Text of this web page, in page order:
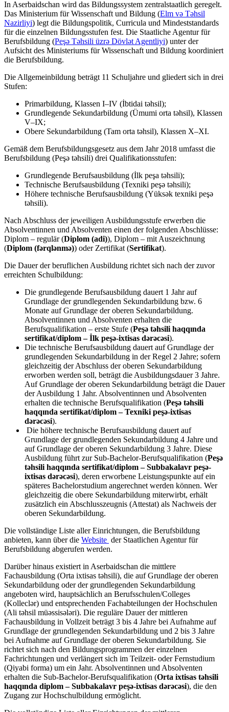
In Aserbaidschan wird das Bildungssystem zentralstaatlich geregelt.
Das Ministerium für Wissenschaft und Bildung (Elm və Təhsil
Nazirliyi) legt die Bildungspolitik, Curricula und Mindeststandards
für die einzelnen Bildungsstufen fest. Die Staatliche Agentur für
Berufsbildung (Peşə Təhsili üzrə Dövlət Agentliyi) unter der
Aufsicht des Ministeriums für Wissenschaft und Bildung koordiniert
die Berufsbildung.
Die Allgemeinbildung beträgt 11 Schuljahre und gliedert sich in drei
Stufen:
Primarbildung, Klassen I–IV (İbtidai təhsil);
Grundlegende Sekundarbildung (Ümumi orta təhsil), Klassen
V–IX;
Obere Sekundarbildung (Tam orta təhsil), Klassen X–XI.
Gemäß dem Berufsbildungsgesetz aus dem Jahr 2018 umfasst die
Berufsbildung (Peşə təhsili) drei Qualifikationsstufen:
Grundlegende Berufsausbildung (İlk peşa təhsili);
Technische Berufsausbildung (Texniki peşə təhsili);
Höhere technische Berufsausbildung (Yüksək texniki peşə
təhsili).
Nach Abschluss der jeweiligen Ausbildungsstufe erwerben die
Absolventinnen und Absolventen einen der folgenden Abschlüsse:
Diplom – regulär (Diplom (adi)), Diplom – mit Auszeichnung
(Diplom (fərqlənmə)) oder Zertifikat (Sertifikat).
Die Dauer der beruflichen Ausbildung richtet sich nach der zuvor
erreichten Schulbildung:
Die grundlegende Berufsausbildung dauert 1 Jahr auf
Grundlage der grundlegenden Sekundarbildung bzw. 6
Monate auf Grundlage der oberen Sekundarbildung.
Absolventinnen und Absolventen erhalten die
Berufsqualifikation – erste Stufe (Peşə təhsili haqqında
sertifikat/diplom – İlk peşə-ixtisas dərəcəsi).
Die technische Berufsausbildung dauert auf Grundlage der
grundlegenden Sekundarbildung in der Regel 2 Jahre; sofern
gleichzeitig der Abschluss der oberen Sekundarbildung
erworben werden soll, beträgt die Ausbildungsdauer 3 Jahre.
Auf Grundlage der oberen Sekundarbildung beträgt die Dauer
der Ausbildung 1 Jahr. Absolventinnen und Absolventen
erhalten die technische Berufsqualifikation (Peşə təhsili
haqqında sertifikat/diplom – Texniki peşə-ixtisas
dərəcəsi).
Die höhere technische Berufsausbildung dauert auf
Grundlage der grundlegenden Sekundarbildung 4 Jahre und
auf Grundlage der oberen Sekundarbildung 3 Jahre. Diese
Ausbildung führt zur Sub-Bachelor-Berufsqualifikation (Peşə
təhsili haqqında sertifikat/diplom – Subbakalavr peşə-
ixtisas dərəcəsi), deren erworbene Leistungspunkte auf ein
späteres Bachelorstudium angerechnet werden können. Wer
gleichzeitig die obere Sekundarbildung miterwirbt, erhält
zusätzlich ein Abschlusszeugnis (Attestat) als Nachweis der
oberen Sekundarbildung.
Die vollständige Liste aller Einrichtungen, die Berufsbildung
anbieten, kann über die Website der Staatlichen Agentur für
Berufsbildung abgerufen werden.
Darüber hinaus existiert in Aserbaidschan die mittlere
Fachausbildung (Orta ixtisas təhsili), die auf Grundlage der oberen
Sekundarbildung oder der grundlegenden Sekundarbildung
angeboten wird, hauptsächlich an Berufsschulen/Colleges
(Kolleclər) und entsprechenden Fachabteilungen der Hochschulen
(Ali təhsil müəssisələri). Die reguläre Dauer der mittleren
Fachausbildung in Vollzeit beträgt 3 bis 4 Jahre bei Aufnahme auf
Grundlage der grundlegenden Sekundarbildung und 2 bis 3 Jahre
bei Aufnahme auf Grundlage der oberen Sekundarbildung. Sie
richtet sich nach den Bildungsprogrammen der einzelnen
Fachrichtungen und verlängert sich im Teilzeit- oder Fernstudium
(Qiyabi forma) um ein Jahr. Absolventinnen und Absolventen
erhalten die Sub-Bachelor-Berufsqualifikation (Orta ixtisas təhsili
haqqında diplom – Subbakalavr peşə-ixtisas dərəcəsi), die den
Zugang zur Hochschulbildung ermöglicht.